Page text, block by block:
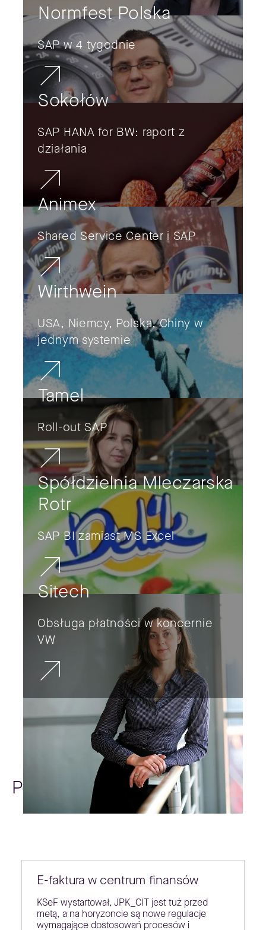
Normfest Polska
SAP w 4 tygodnie
Sokołów
SAP HANA for BW: raport z
działania
Animex
Shared Service Center i SAP
Wirthwein
USA, Niemcy, Polska, Chiny w
jednym systemie
Tamel
Roll-out SAP
Spółdzielnia Mleczarska
Rotr
SAP BI zamiast MS Excel
Sitech
Obsługa płatności w koncernie
VW
Poradniki
E-faktura w centrum finansów
KSeF wystartował, JPK_CIT jest tuż przed
metą, a na horyzoncie są nowe regulacje
wymagające dostosowań procesów i